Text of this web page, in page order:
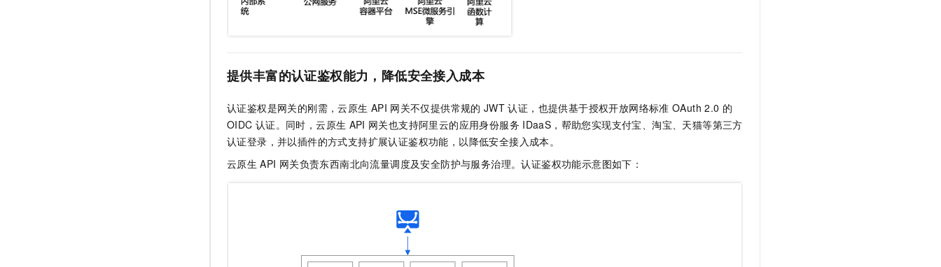
提供丰富的认证鉴权能力，降低安全接入成本
认证鉴权是网关的刚需，云原生 API 网关不仅提供常规的 JWT 认证，也提供基于授权开放网络标准 OAuth 2.0 的
OIDC 认证。同时，云原生 API 网关也支持阿里云的应用身份服务 IDaaS，帮助您实现支付宝、淘宝、天猫等第三方
认证登录，并以插件的方式支持扩展认证鉴权功能，以降低安全接入成本。
云原生 API 网关负责东西南北向流量调度及安全防护与服务治理。认证鉴权功能示意图如下：